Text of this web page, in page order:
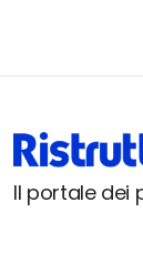
Il portale dei